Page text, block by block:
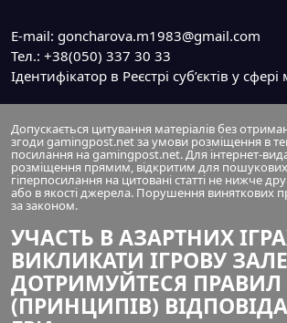
E-mail: goncharova.m1983@gmail.com
Тел.: +38(050) 337 30 33
Ідентифікатор в Реєстрі суб’єктів у
Допускається цитування матеріалів без
згоди gamingpost.net за умови розміщення в
посилання на gamingpost.net. Для інтернет-
розміщення прямим, відкритим для
гіперпосилання на цитовані статті не нижче
або в якості джерела. Порушення виняткових
за законом.
УЧАСТЬ В АЗАРТНИХ
ВИКЛИКАТИ ІГРОВУ
ДОТРИМУЙТЕСЯ ПРАВИЛ
(ПРИНЦИПІВ)